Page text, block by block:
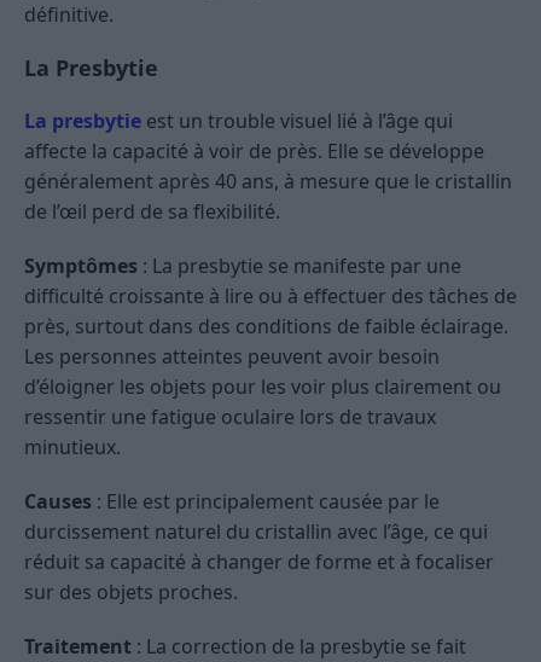
définitive.
La Presbytie
La presbytie est un trouble visuel lié à l’âge qui
affecte la capacité à voir de près. Elle se développe
généralement après 40 ans, à mesure que le cristallin
de l’œil perd de sa flexibilité.
Symptômes : La presbytie se manifeste par une
difficulté croissante à lire ou à effectuer des tâches de
près, surtout dans des conditions de faible éclairage.
Les personnes atteintes peuvent avoir besoin
d’éloigner les objets pour les voir plus clairement ou
ressentir une fatigue oculaire lors de travaux
minutieux.
Causes : Elle est principalement causée par le
durcissement naturel du cristallin avec l’âge, ce qui
réduit sa capacité à changer de forme et à focaliser
sur des objets proches.
Traitement : La correction de la presbytie se fait